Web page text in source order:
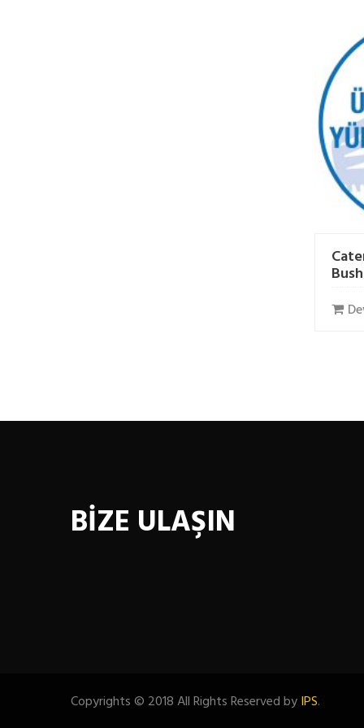
BİZE ULAŞIN
Copyrights © 2018 All Rights Reserved byIPS.